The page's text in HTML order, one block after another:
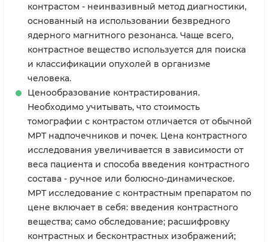
контрастом - неинвазивный метод диагностики,
основанный на использовании безвредного
ядерного магнитного резонанса. Чаще всего,
контрастное вещество используется для поиска
и классификации опухолей в организме
человека.
Ценообразование контрастирования.
Необходимо учитывать, что стоимость
томографии с контрастом отличается от обычной
МРТ надпочечников и почек. Цена контрастного
исследования увеличивается в зависимости от
веса пациента и способа введения контрастного
состава - ручное или болюсно-динамическое.
МРТ исследование с контрастным препаратом по
цене включает в себя: введения контрастного
вещества; само обследование; расшифровку
контрастных и бесконтрастных изображений;